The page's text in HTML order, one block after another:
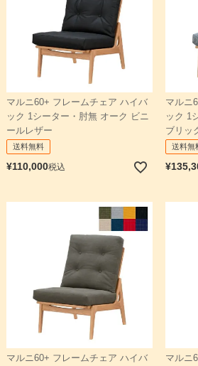
マルニ60+ フレームチェア ハイバ
ック 1シーター・肘無 オーク ビニ
ールレザー
送料無料
¥110,000税込
マルニ
ック 1
ブリッ
送料無
¥
マルニ60+ フレームチェア ハイバ
マルニ